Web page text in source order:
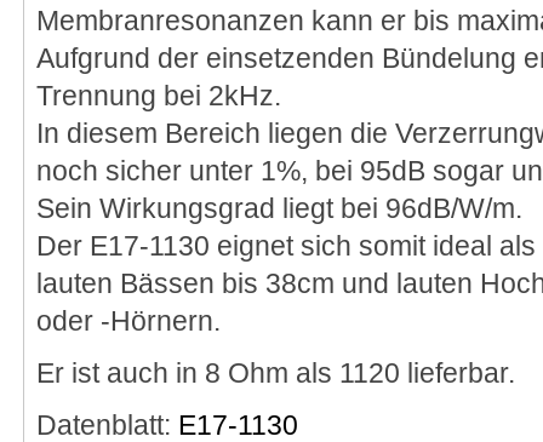
Membranresonanzen kann er bis
Aufgrund der einsetzenden Bündelung
Trennung bei 2kHz.
In diesem Bereich liegen die
noch sicher unter 1%, bei 95dB sogar
Sein Wirkungsgrad liegt bei 96dB/W/m.
Der E17-1130 eignet sich somit ideal
lauten Bässen bis 38cm und lauten
oder -Hörnern.
Er ist auch in 8 Ohm als 1120 lieferbar.
Datenblatt: E17-1130